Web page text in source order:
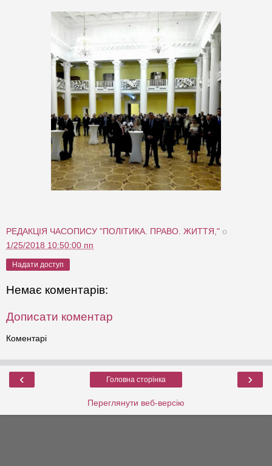
РЕДАКЦІЯ ЧАСОПИСУ "ПОЛІТИКА. ПРАВО. ЖИТТЯ," о
1/25/2018 10:50:00 пп
Надати доступ
Немає коментарів:
Дописати коментар
Коментарі
‹ ›
Головна сторінка
Переглянути веб-версію